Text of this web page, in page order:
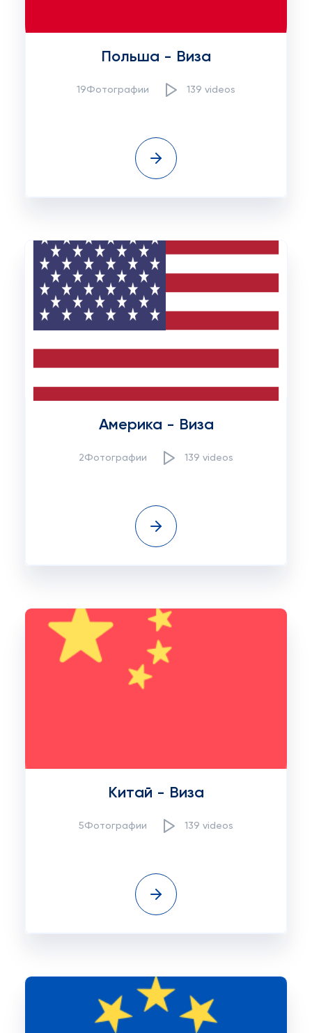
Польша - Виза
19Фотографии 139 videos
Америка - Виза
2Фотографии 139 videos
Китай - Виза
5Фотографии 139 videos